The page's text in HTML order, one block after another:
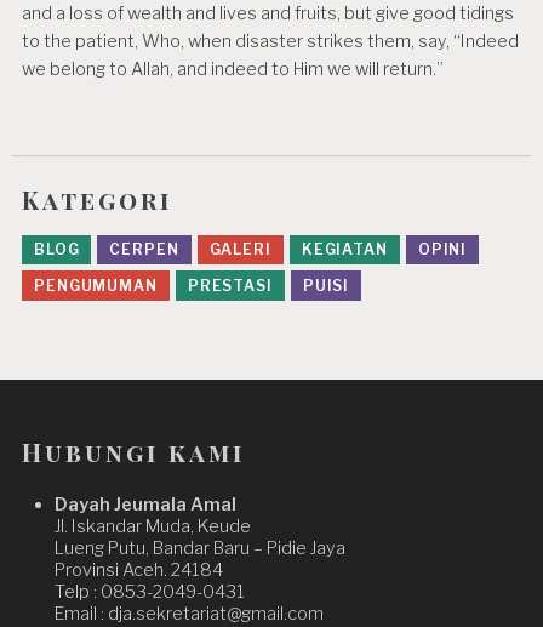
and a loss of wealth and lives and fruits, but give good tidings
to the patient, Who, when disaster strikes them, say, “Indeed
we belong to Allah, and indeed to Him we will return.”
Kategori
BLOG CERPEN GALERI KEGIATAN
OPINI
PENGUMUMAN
PRESTASI PUISI
Hubungi kami
Dayah Jeumala Amal
Jl. Iskandar Muda, Keude
Lueng Putu, Bandar Baru – Pidie Jaya
Provinsi Aceh. 24184
Telp : 0853-2049-0431
Email : dja.sekretariat@gmail.com